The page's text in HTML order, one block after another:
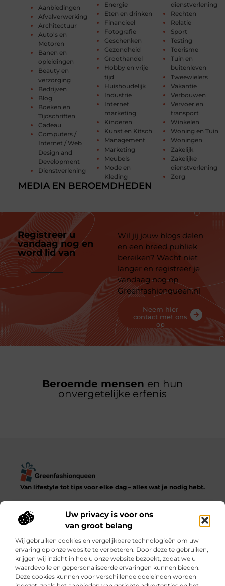
Uw privacy is voor ons
van groot belang
Wij gebruiken cookies en vergelijkbare technologieën om uw
ervaring op onze website te verbeteren. Door deze te gebruiken,
krijgen wij inzicht in hoe u onze website bezoekt, zodat we u
waardevolle en gepersonaliseerde ervaringen kunnen bieden.
Deze cookies kunnen voor verschillende doeleinden worden
Aanbiedingen
Afvalverwerking
Architectuur
Auto's en
Motoren
Banen en
opleidingen
Beauty en
verzorging
Bedrijven
Blog
Boeken en
Tijdschriften
Cadeau
Computers /
Internet / Web
Design and
Development
Dienstverlening
Energie
Eten en drinken
Financieel
Fotografie
Geschenken
Gezondheid
Groothandel
Hobby en vrije
tijd
Huishoudelijk
Industrie
Internet
marketing
Kinderen
Kunst en Kitsch
Management
Marketing
Meubels
Mode en
Kleding
dienstverlening
Rechten
Relatie
Sport
Testing
Toerisme
Tuin en
buitenleven
Tweewielers
Vakantie
Verbouwen
Vervoer en
transport
Winkelen
Woning en Tuin
Woningen
Zakelijk
Zakelijke
dienstverlening
Zorg
MEDIA EN BEROEMDHEDEN
Registreer u
vandaag nog en
word lid van
platform
Wil jij jouw blogs delen
en een breed publiek
bereiken? Wacht niet
langer en registreer je
vandaag nog op
Greenfashionqueen.nl
Neem hier
contact met ons
op
Beroemde mensen en hun
onvergetelijke erfenis
Van lifestyle tot tips voor elke dag – alles wat je nodig hebt.
Ontdek een diverse verzameling blogs en artikelen die het
dagelijks leven in al zijn facetten verkennen, van praktische
adviezen tot inspirerende verhalen.
Bericht categorie